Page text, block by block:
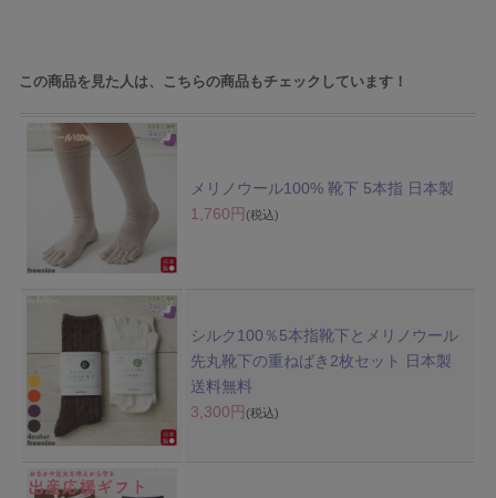
この商品を見た人は、こちらの商品もチェックしています！
メリノウール100% 靴下 5本指 日本製
1,760円 (税込)
シルク100％5本指靴下とメリノウール
先丸靴下の重ねばき2枚セット 日本製
送料無料
3,300円 (税込)